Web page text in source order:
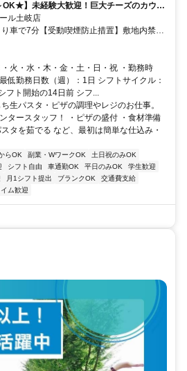
OK★】未経験大歓迎！巨大チーズのカウン
ル土岐店
車で7分【受動喫煙防止措置】敷地内禁煙
る）
火・水・木・金・土・日・祝 ・勤務時
低勤務日数（週）：1日 シフトサイクル：
フト開始の14日前 シフ...
生パスタ・ピザの調理やレジのお仕事。
タースタッフ！ ・ピザの盛付 ・食材準備
タを茹でる など、最初は簡単な仕込み・
らOK 副業・WワークOK
土日祝のみOK
シフト自由 車通勤OK 平日のみOK
学生歓迎
月1シフト提出 ブランクOK
交通費支給
ム歓迎